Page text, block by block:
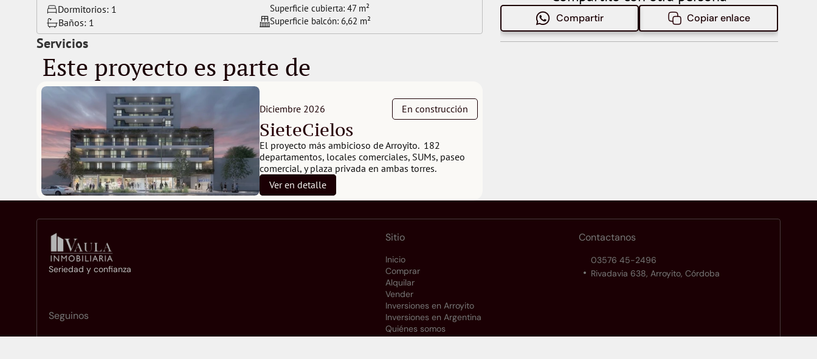
Dormitorios: 1
Baños: 1
Superficie cubierta: 47 m²
Superficie balcón: 6,62 m²
Servicios
Este proyecto es parte de
Diciembre 2026 En construcción
SieteCielos
El proyecto más ambicioso de Arroyito.  182
departamentos, locales comerciales, SUMs, paseo
comercial, y plaza privada en ambas torres.
Ver en detalle
Compartir Copiar enlace
Seriedad y confianza
Seguinos
Sitio
Inicio
Comprar
Alquilar
Vender
Inversiones en Arroyito
Inversiones en Argentina
Quiénes somos
Contactanos
03576 45-2496
Rivadavia 638, Arroyito, Córdoba